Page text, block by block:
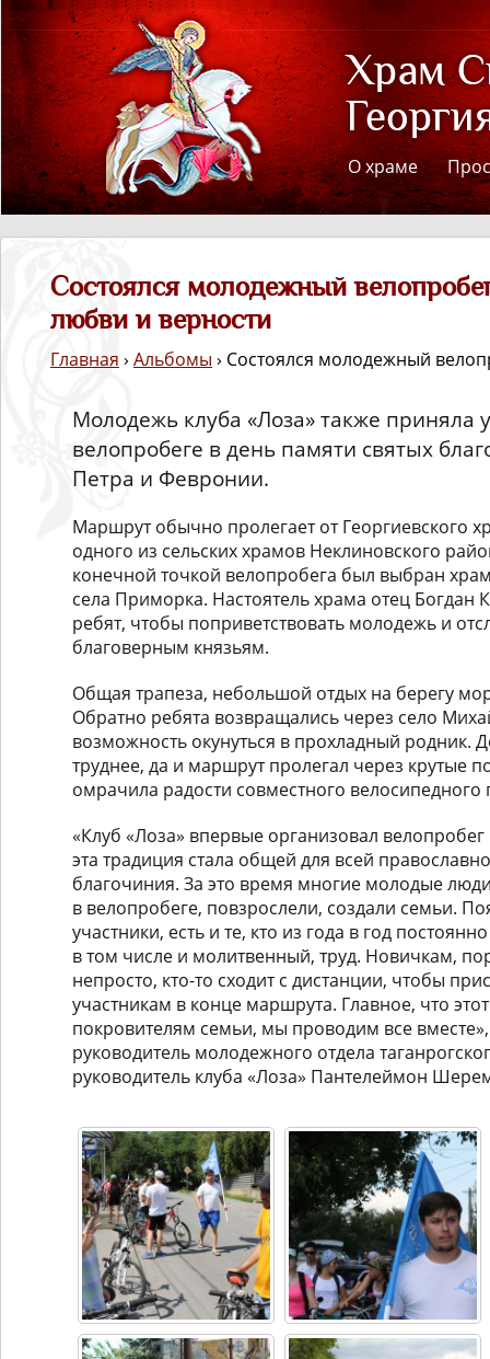
О храме
Состоялся молодежный
любви и верности
Главная › Альбомы › Состоялся молодежный
Молодежь клуба «Лоза» также приняла
велопробеге в день памяти святых
Петра и Февронии.
Маршрут обычно пролегает от Георгиевского
одного из сельских храмов Неклиновского
конечной точкой велопробега был выбран
села Приморка. Настоятель храма отец Богдан
ребят, чтобы поприветствовать молодежь и
благоверным князьям.
Общая трапеза, небольшой отдых на берегу
Обратно ребята возвращались через село
возможность окунуться в прохладный родник.
труднее, да и маршрут пролегал через крутые
омрачила радости совместного велосипедного
«Клуб «Лоза» впервые организовал велопробег
эта традиция стала общей для всей
благочиния. За это время многие молодые
в велопробеге, повзрослели, создали семьи.
участники, есть и те, кто из года в год
в том числе и молитвенный, труд. Новичкам,
непросто, кто-то сходит с дистанции, чтобы
участникам в конце маршрута. Главное, что
покровителям семьи, мы проводим все
руководитель молодежного отдела
руководитель клуба «Лоза» Пантелеймон